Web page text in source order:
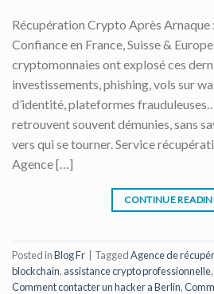
Récupération Crypto Après
Confiance en France, Suisse &
cryptomonnaies ont explosé ces
investissements, phishing, vols sur
d’identité, plateformes
retrouvent souvent démunies, sans
vers qui se tourner. Service
Agence […]
CONTINUE
Posted inBlog Fr TaggedAgence de
blockchain, assistance crypto professionnelle,
Comment contacter un hacker a Berlin,